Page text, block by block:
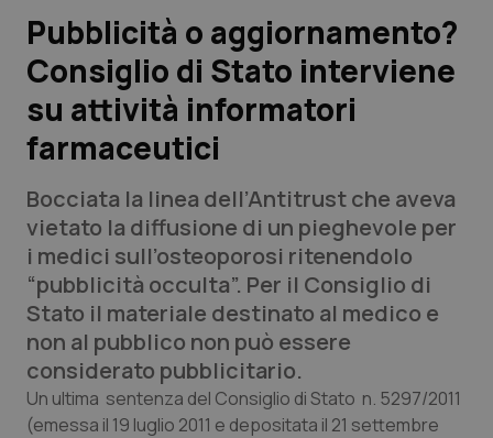
Lavoro e Professioni
Scienza e Farmaci
Studi e Analisi
Lettere al direttore
Edizioni Regionali
QS Pro
Professionisti Sanitari.AI
Abruzzo
QS Pro Gold
Pubblicità o aggiornamento?
Consiglio di Stato interviene
su attività informatori
farmaceutici
Bocciata la linea dell’Antitrust che aveva
vietato la diffusione di un pieghevole per
i medici sull’osteoporosi ritenendolo
“pubblicità occulta”. Per il Consiglio di
Stato il materiale destinato al medico e
non al pubblico non può essere
considerato pubblicitario.
Un ultima sentenza del Consiglio di Stato n. 5297/2011
(emessa il 19 luglio 2011 e depositata il 21 settembre